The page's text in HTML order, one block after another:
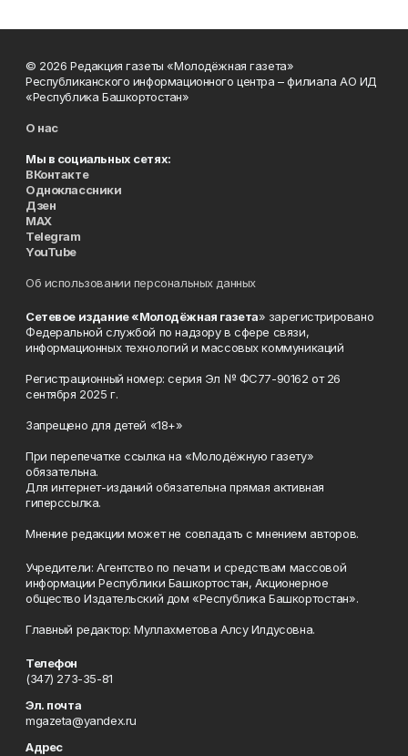
© 2026 Редакция газеты «Молодёжная газета»
Республиканского информационного центра – филиала АО ИД
«Республика Башкортостан»
О нас
Мы в социальных сетях:
ВКонтакте
Одноклассники
Дзен
MAX
Telegram
YouTube
Об использовании персональных данных
Сетевое издание «Молодёжная газета» зарегистрировано
Федеральной службой по надзору в сфере связи,
информационных технологий и массовых коммуникаций
Регистрационный номер: серия Эл № ФС77-90162 от 26
сентября 2025 г.
Запрещено для детей «18+»
При перепечатке ссылка на «Молодёжную газету»
обязательна.
Для интернет-изданий обязательна прямая активная
гиперссылка.
Мнение редакции может не совпадать с мнением авторов.
Учредители: Агентство по печати и средствам массовой
информации Республики Башкортостан, Акционерное
общество Издательский дом «Республика Башкортостан».
Главный редактор: Муллахметова Алсу Илдусовна.
Телефон
(347) 273-35-81
Эл. почта
mgazeta@yandex.ru
Адрес